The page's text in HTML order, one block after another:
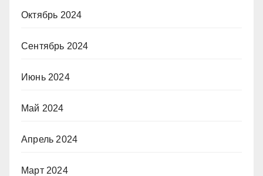
Октябрь 2024
Сентябрь 2024
Июнь 2024
Май 2024
Апрель 2024
Март 2024